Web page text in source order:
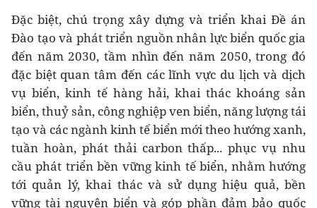
Đặc biệt, chú trọng xây dựng và triển khai Đề án
Đào tạo và phát triển nguồn nhân lực biển quốc gia
đến năm 2030, tầm nhìn đến năm 2050, trong đó
đặc biệt quan tâm đến các lĩnh vực du lịch và dịch
vụ biển, kinh tế hàng hải, khai thác khoáng sản
biển, thuỷ sản, công nghiệp ven biển, năng lượng tái
tạo và các ngành kinh tế biển mới theo hướng xanh,
tuần hoàn, phát thải carbon thấp... phục vụ nhu
cầu phát triển bền vững kinh tế biển, nhằm hướng
tới quản lý, khai thác và sử dụng hiệu quả, bền
vững tài nguyên biển và góp phần đảm bảo quốc